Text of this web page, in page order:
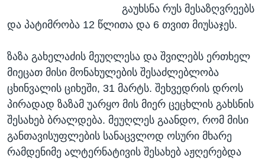
გაუხსნა რუს მესაზღვრეებს
და პატიმრობა 12 წლითა და 6 თვით მიუსაჯეს.
ზაზა გახელაძის მეუღლესა და შვილებს ერთხელ
მიეცათ მისი მონახულების შესაძლებლობა
ცხინვალის ციხეში, 31 მარტს. შეხვედრის დროს
პირადად ზაზამ უარყო მის მიერ ცეცხლის გახსნის
შესახებ ბრალდება. მეუღლეს გაანდო, რომ მისი
განთავისუფლების სანაცვლოდ ოსური მხარე
რამდენიმე ალტერნატივის შესახებ აჟღერებდა